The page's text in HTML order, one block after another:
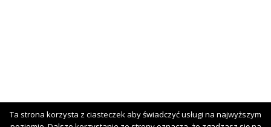
Ta strona korzysta z ciasteczek aby świadczyć usługi na najwyższym